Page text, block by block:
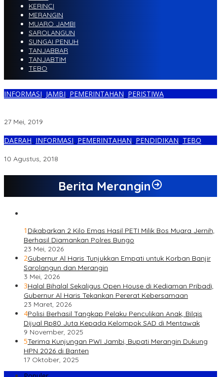
KERINCI
MERANGIN
MUARO JAMBI
SAROLANGUN
SUNGAI PENUH
TANJABBAR
TANJABTIM
TEBO
INFORMASI, JAMBI, PEMERINTAHAN, PERISTIWA
27 Mei, 2019
DAERAH, INFORMASI, PEMERINTAHAN, PENDIDIKAN, TEBO
10 Agustus, 2018
Berita Merangin
1 Dikabarkan 2 Kilo Emas Hasil PETI Milik Bos Muara Jernih,
Berhasil Diamankan Polres Bungo
23 Mei, 2026
2Gubernur Al Haris Tunjukkan Empati untuk Korban Banjir
Sarolangun dan Merangin
3 Mei, 2026
3Halal Bihalal Sekaligus Open House di Kediaman Pribadi,
Gubernur Al Haris Tekankan Pererat Kebersamaan
23 Maret, 2026
4Polisi Berhasil Tangkap Pelaku Penculikan Anak, Bilqis
Dijual Rp80 Juta Kepada Kelompok SAD di Mentawak
9 November, 2025
5Terima Kunjungan PWI Jambi, Bupati Merangin Dukung
HPN 2026 di Banten
17 Oktober, 2025